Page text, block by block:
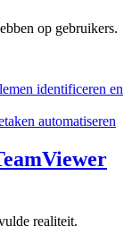
op gebruikers.
identificeren en
automatiseren
realiteit.